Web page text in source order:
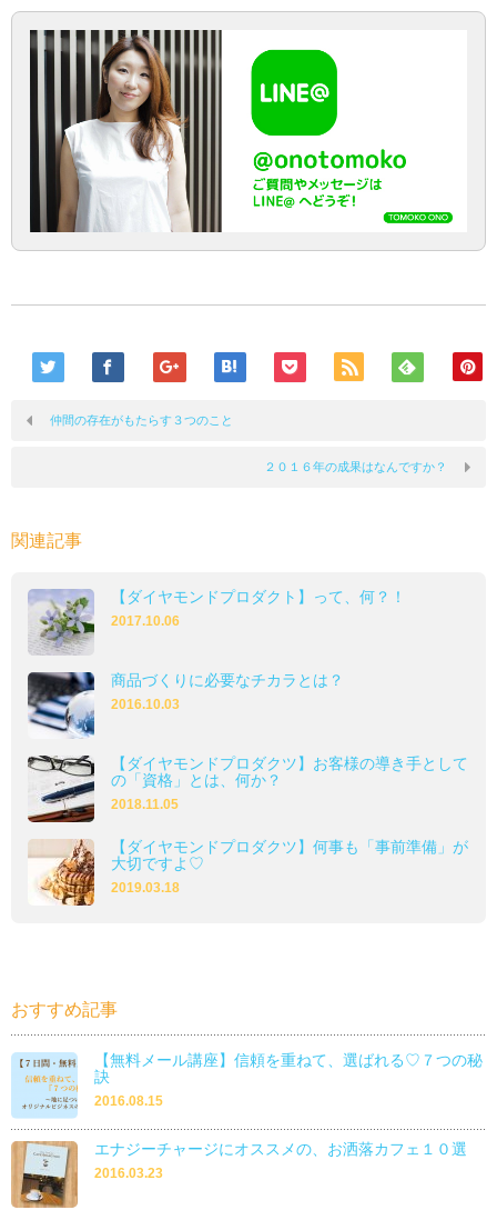
仲間の存在がもたらす３つのこと
２０１６年の成果はなんですか？
関連記事
【ダイヤモンドプロダクト】って、何？！
2017.10.06
商品づくりに必要なチカラとは？
2016.10.03
【ダイヤモンドプロダクツ】お客様の導き手として
の「資格」とは、何か？
2018.11.05
【ダイヤモンドプロダクツ】何事も「事前準備」が
大切ですよ♡
2019.03.18
おすすめ記事
【無料メール講座】信頼を重ねて、選ばれる♡７つの秘
訣
2016.08.15
エナジーチャージにオススメの、お洒落カフェ１０選
2016.03.23